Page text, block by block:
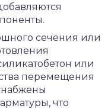
сечения или
или
перемещения
что